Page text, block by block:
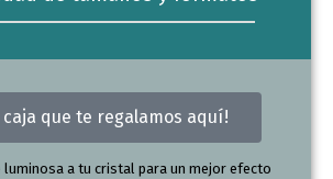
caja que te regalamos aquí!
luminosa a tu cristal para un mejor efecto